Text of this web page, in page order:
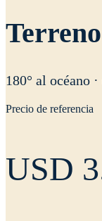
180° al océano
Precio de referencia
USD